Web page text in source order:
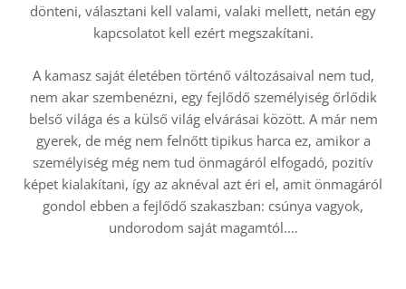
dönteni, választani kell valami, valaki mellett, netán egy
kapcsolatot kell ezért megszakítani.
A kamasz saját életében történő változásaival nem tud,
nem akar szembenézni, egy fejlődő személyiség őrlődik
belső világa és a külső világ elvárásai között. A már nem
gyerek, de még nem felnőtt tipikus harca ez, amikor a
személyiség még nem tud önmagáról elfogadó, pozitív
képet kialakítani, így az aknéval azt éri el, amit önmagáról
gondol ebben a fejlődő szakaszban: csúnya vagyok,
undorodom saját magamtól.…